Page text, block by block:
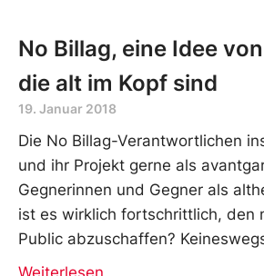
No Billag, eine Idee
die alt im Kopf sind
19. Januar 2018
Die No Billag-Verantwortlichen
und ihr Projekt gerne als
Gegnerinnen und Gegner als
ist es wirklich fortschrittlich, den
Public abzuschaffen?
Weiterlesen